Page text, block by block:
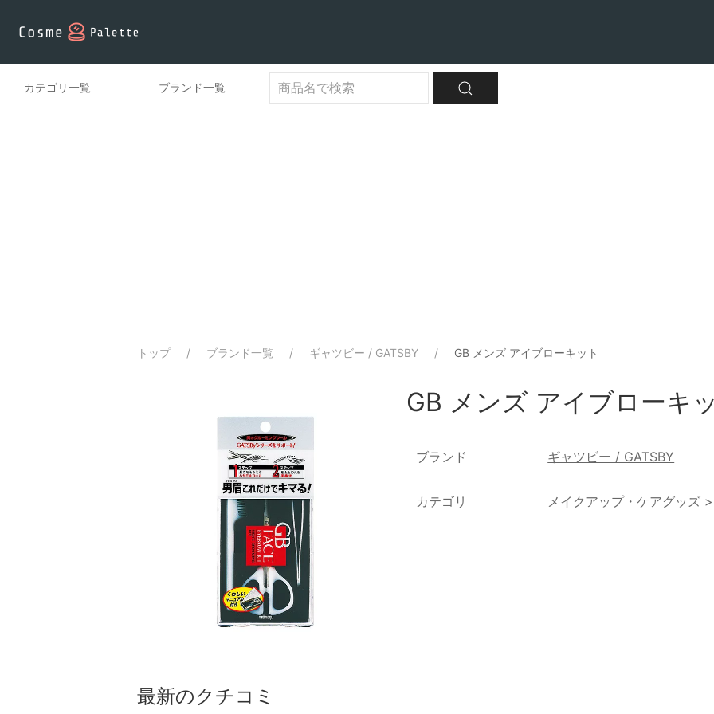
カテゴリ一覧 ブランド一覧
トップ ブランド一覧 ギャツビー / GATSBY GB メンズ アイブローキット
GB メンズ アイブローキ
ブランド ギャツビー / GATSBY
カテゴリ メイクアップ・ケアグッズ >
最新のクチコミ